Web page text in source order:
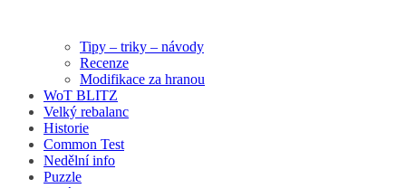
Tipy – triky – návody
Recenze
Modifikace za hranou
WoT BLITZ
Velký rebalanc
Historie
Common Test
Nedělní info
Puzzle